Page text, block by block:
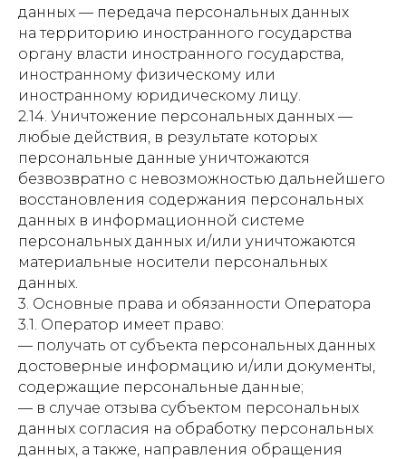
данных — передача персональных данных
на территорию иностранного государства
органу власти иностранного государства,
иностранному физическому или
иностранному юридическому лицу.
2.14. Уничтожение персональных данных —
любые действия, в результате которых
персональные данные уничтожаются
безвозвратно с невозможностью дальнейшего
восстановления содержания персональных
данных в информационной системе
персональных данных и/или уничтожаются
материальные носители персональных
данных.
3. Основные права и обязанности Оператора
3.1. Оператор имеет право:
— получать от субъекта персональных данных
достоверные информацию и/или документы,
содержащие персональные данные;
— в случае отзыва субъектом персональных
данных согласия на обработку персональных
данных, а также, направления обращения